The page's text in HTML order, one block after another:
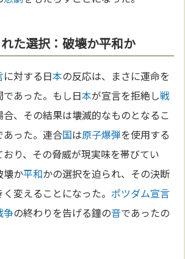
た選択：破壊か平和か
に対する日本の反応は、まさに運命を
あった。もし日本が宣言を拒絶し戦
合、その結果は壊滅的なものとなるこ
あった。連合国は原子爆弾を使用する
り、その脅威が現実味を帯びてい
壊か平和かの選択を迫られ、その決断
変えることになった。 ポツダム宣言
争の終わりを告げる鐘の音であったの